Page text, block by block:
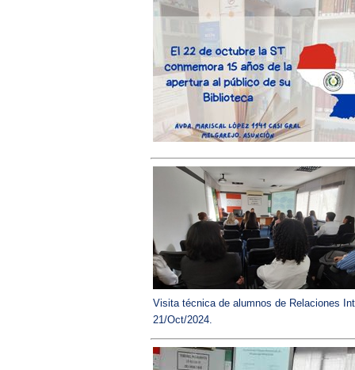
Visita técnica de alumnos de Relaciones
21/Oct/2024.